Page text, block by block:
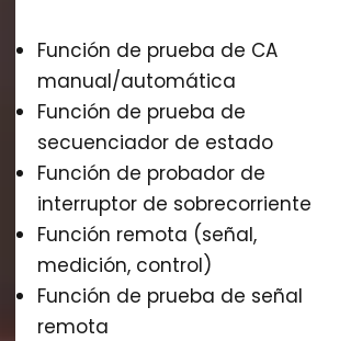
Función de prueba de CA
manual/automática
Función de prueba de
secuenciador de estado
Función de probador de
interruptor de sobrecorriente
Función remota (señal,
medición, control)
Función de prueba de señal
remota